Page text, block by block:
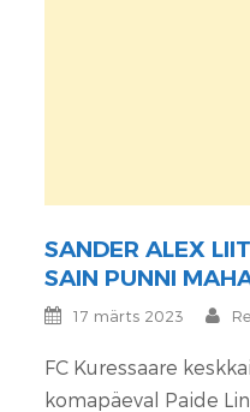
SANDER ALEX
SAIN PUNNI
17 märts 2023
FC Kuressaare
komapäeval Paide